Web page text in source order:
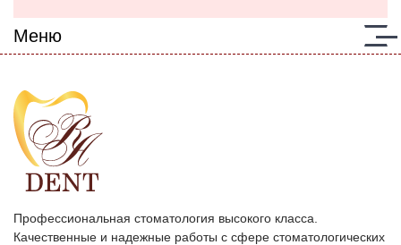
Меню
Профессиональная стоматология высокого класса.
Качественные и надежные работы с сфере стоматологических